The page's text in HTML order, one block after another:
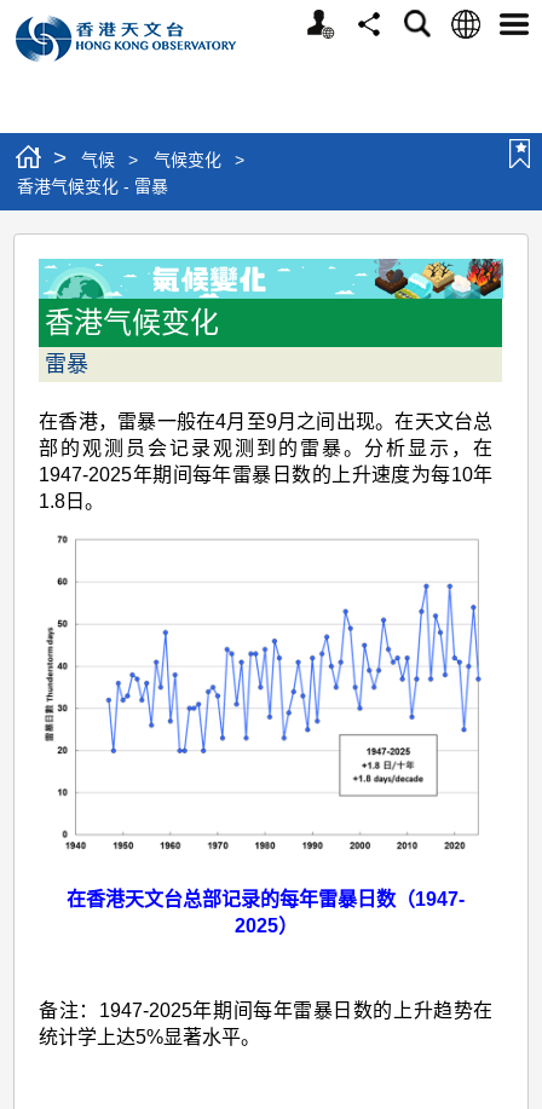
个
分
搜
语
选
> 气候 > 气候变化
>
香港气候变化 - 雷暴
香
港
气
候
化
雷
香港气候变化
雷暴
在香港，雷暴一般在4月至9月之间出现。在天文台总
部的观测员会记录观测到的雷暴。分析显示，在
1947-2025年期间每年雷暴日数的上升速度为每10年
1.8日。
在香港天文台总部记录的每年雷暴日数（1947-
2025）
备注：1947-2025年期间每年雷暴日数的上升趋势在
统计学上达5%显著水平。